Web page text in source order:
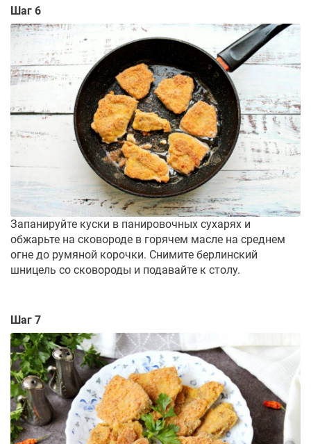
Шаг 6
Запанируйте куски в панировочных сухарях и
обжарьте на сковороде в горячем масле на среднем
огне до румяной корочки. Снимите берлинский
шницель со сковороды и подавайте к столу.
Шаг 7